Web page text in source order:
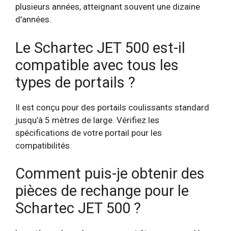
plusieurs années, atteignant souvent une dizaine
d’années.
Le Schartec JET 500 est-il
compatible avec tous les
types de portails ?
Il est conçu pour des portails coulissants standard
jusqu’à 5 mètres de large. Vérifiez les
spécifications de votre portail pour les
compatibilités.
Comment puis-je obtenir des
pièces de rechange pour le
Schartec JET 500 ?